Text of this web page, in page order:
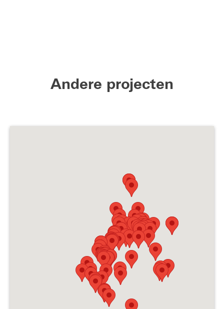
Andere projecten